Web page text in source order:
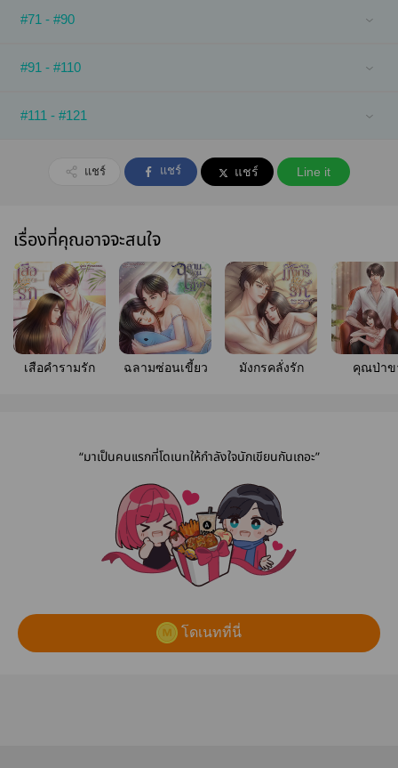
#71 - #90
#91 - #110
#111 - #121
แชร์ แชร์ แชร์ Line it
เรื่องที่คุณอาจจะสนใจ
เสือคำรามรัก ฉลามซ่อนเขี้ยว มังกรคลั่งรัก คุณป่าข
“มาเป็นคนแรกที่โดเนทให้กำลังใจนักเขียนกันเถอะ”
โดเนทที่นี่